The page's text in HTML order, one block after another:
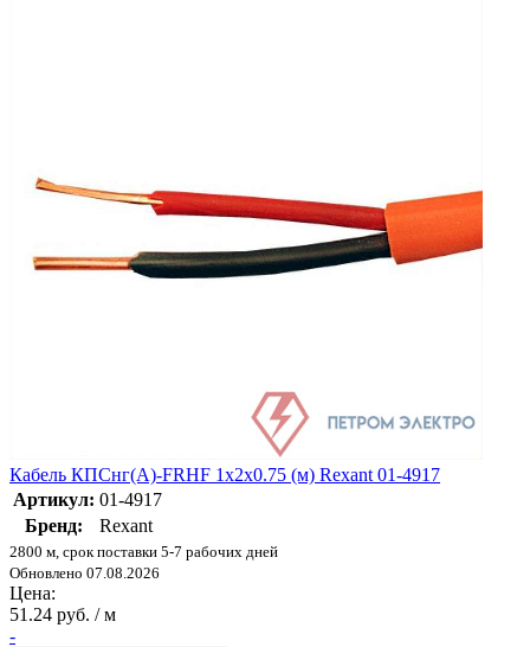
Кабель КПСнг(А)-FRHF 1х2х0.75 (м) Rexant 01-4917
Артикул: 01-4917
Бренд:
Rexant
2800 м, срок поставки 5-7 рабочих дней
Обновлено 07.08.2026
Цена:
51.24 руб. / м
-